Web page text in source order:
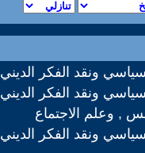
ونقد الفكر الديني
ونقد الفكر الديني
, وعلم الاجتماع
ونقد الفكر الديني